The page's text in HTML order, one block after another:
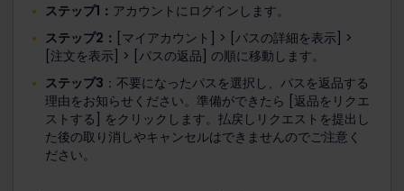
ステップ1： アカウントにログインします。
ステップ2： [マイアカウント] > [パスの詳細を表示] >
[注文を表示] > [パスの返品] の順に移動します。
ステップ3 ：不要になったパスを選択し、パスを返品する
理由をお知らせください。準備ができたら [返品をリクエ
ストする] をクリックします。払戻しリクエストを提出し
た後の取り消しやキャンセルはできませんのでご注意く
ださい。